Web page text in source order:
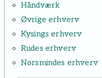
Håndværk
Øvrige erhverv
Kysings erhverv
Rudes erhverv
Norsmindes erhverv